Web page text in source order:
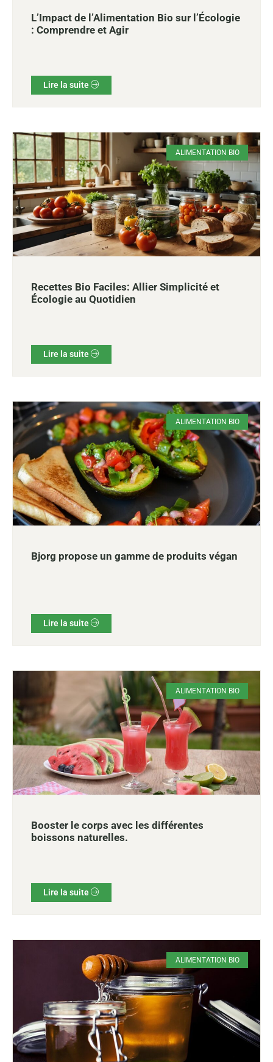
L’Impact de l’Alimentation Bio sur l’Écologie
: Comprendre et Agir
Lire la suite
ALIMENTATION BIO
Recettes Bio Faciles: Allier Simplicité et
Écologie au Quotidien
Lire la suite
ALIMENTATION BIO
Bjorg propose un gamme de produits végan
Lire la suite
ALIMENTATION BIO
Booster le corps avec les différentes
boissons naturelles.
Lire la suite
ALIMENTATION BIO